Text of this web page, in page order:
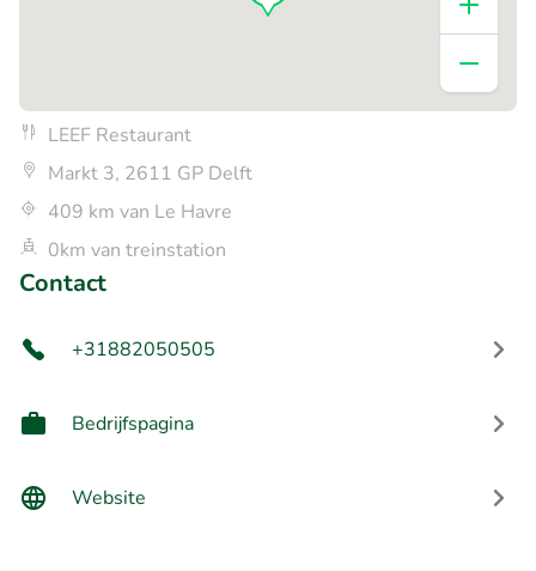
LEEF Restaurant
Markt 3, 2611 GP Delft
409 km van Le Havre
0km van treinstation
Contact
+31882050505
Bedrijfspagina
Website